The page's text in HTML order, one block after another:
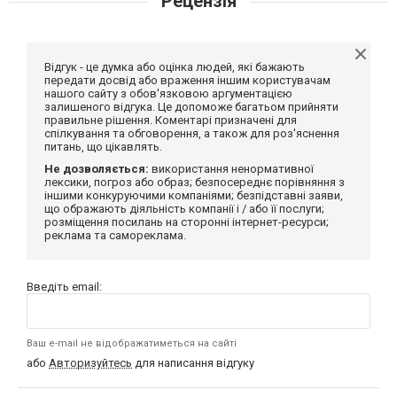
Відгук - це думка або оцінка людей, які бажають
передати досвід або враження іншим користувачам
нашого сайту з обов'язковою аргументацією
залишеного відгука. Це допоможе багатьом прийняти
правильне рішення. Коментарі призначені для
спілкування та обговорення, а також для роз'яснення
питань, що цікавлять.
Не дозволяється: використання ненормативної
лексики, погроз або образ; безпосереднє порівняння з
іншими конкуруючими компаніями; безпідставні заяви,
що ображають діяльність компанії і / або її послуги;
розміщення посилань на сторонні інтернет-ресурси;
реклама та самореклама.
Введіть email:
Ваш e-mail не відображатиметься на сайті
або Авторизуйтесь для написання відгуку